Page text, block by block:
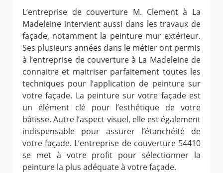
L’entreprise de couverture M. Clement à La
Madeleine intervient aussi dans les travaux de
façade, notamment la peinture mur extérieur.
Ses plusieurs années dans le métier ont permis
à l’entreprise de couverture à La Madeleine de
connaitre et maitriser parfaitement toutes les
techniques pour l’application de peinture sur
votre façade. La peinture sur votre façade est
un élément clé pour l’esthétique de votre
bâtisse. Autre l’aspect visuel, elle est également
indispensable pour assurer l’étanchéité de
votre façade. L’entreprise de couverture 54410
se met à votre profit pour sélectionner la
peinture la plus adéquate à votre façade.